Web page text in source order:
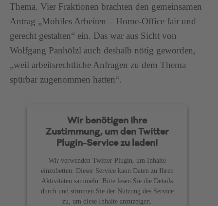
Thema. Vier Fraktionen brachten den gemeinsamen
Antrag „Mobiles Arbeiten – Home-Office fair und
gerecht gestalten“ ein. Das war aus Sicht von
Wolfgang Panhölzl auch deshalb nötig geworden,
„weil arbeitsrechtliche Anfragen zu dem Thema
spürbar zugenommen hatten“.
Wir benötigen Ihre
Zustimmung, um den Twitter
Plugin-Service zu laden!
Wir verwenden Twitter Plugin, um Inhalte
einzubetten. Dieser Service kann Daten zu Ihren
Aktivitäten sammeln. Bitte lesen Sie die Details
durch und stimmen Sie der Nutzung des Service
zu, um diese Inhalte anzuzeigen.